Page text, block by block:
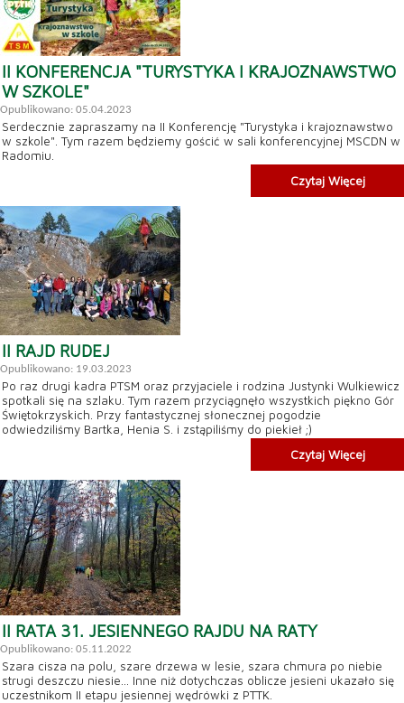
II KONFERENCJA "TURYSTYKA I KRAJOZNAWSTWO
W SZKOLE"
Opublikowano: 05.04.2023
Serdecznie zapraszamy na II Konferencję "Turystyka i krajoznawstwo
w szkole". Tym razem będziemy gościć w sali konferencyjnej MSCDN w
Radomiu.
Czytaj Więcej
II RAJD RUDEJ
Opublikowano: 19.03.2023
Po raz drugi kadra PTSM oraz przyjaciele i rodzina Justynki Wulkiewicz
spotkali się na szlaku. Tym razem przyciągnęło wszystkich piękno Gór
Świętokrzyskich. Przy fantastycznej słonecznej pogodzie
odwiedziliśmy Bartka, Henia S. i zstąpiliśmy do piekieł ;)
Czytaj Więcej
II RATA 31. JESIENNEGO RAJDU NA RATY
Opublikowano: 05.11.2022
Szara cisza na polu, szare drzewa w lesie, szara chmura po niebie
strugi deszczu niesie... Inne niż dotychczas oblicze jesieni ukazało się
uczestnikom II etapu jesiennej wędrówki z PTTK.